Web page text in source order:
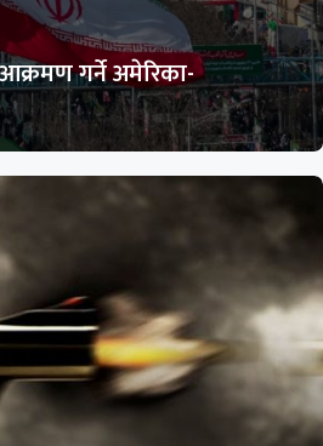
गर्ने अमेरिका-